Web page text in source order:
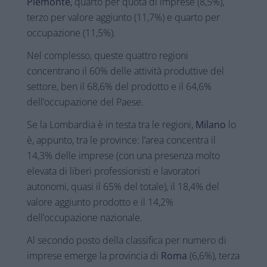
terzo per valore aggiunto (11,7%) e quarto per
occupazione (11,5%).
Nel complesso, queste quattro regioni
concentrano il 60% delle attività produttive del
settore, ben il 68,6% del prodotto e il 64,6%
dell’occupazione del Paese.
Se la Lombardia è in testa tra le regioni, Milano lo
è, appunto, tra le province: l’area concentra il
14,3% delle imprese (con una presenza molto
elevata di liberi professionisti e lavoratori
autonomi, quasi il 65% del totale), il 18,4% del
valore aggiunto prodotto e il 14,2%
dell’occupazione nazionale.
Al secondo posto della classifica per numero di
imprese emerge la provincia di Roma (6,6%), terza